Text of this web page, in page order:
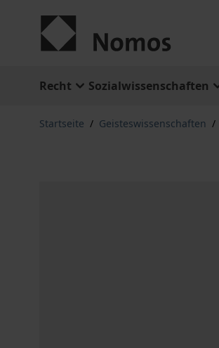
Recht Sozialwissenschaften
Startseite / Geisteswissenschaften /